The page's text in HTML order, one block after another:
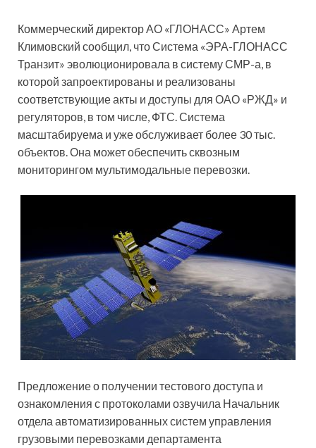
Коммерческий директор АО «ГЛОНАСС» Артем
Климовский сообщил, что Система «ЭРА-ГЛОНАСС
Транзит» эволюционировала в систему СМР-а, в
которой запроектированы и реализованы
соответствующие акты и доступы для ОАО «РЖД» и
регуляторов, в том числе, ФТС. Система
масштабируема и уже обслуживает более 30 тыс.
объектов. Она может обеспечить сквозным
мониторингом мультимодальные перевозки.
Предложение о получении тестового доступа и
ознакомления с протоколами озвучила Начальник
отдела автоматизированных систем управления
грузовыми перевозками департамента